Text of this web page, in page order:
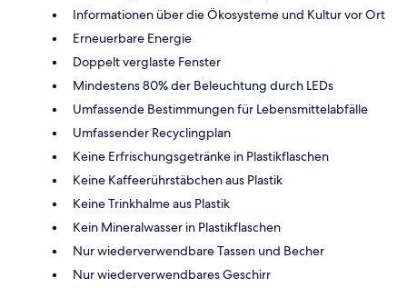
Informationen über die Ökosysteme und Kultur vor Ort
Erneuerbare Energie
Doppelt verglaste Fenster
Mindestens 80% der Beleuchtung durch LEDs
Umfassende Bestimmungen für Lebensmittelabfälle
Umfassender Recyclingplan
Keine Erfrischungsgetränke in Plastikflaschen
Keine Kaffeerührstäbchen aus Plastik
Keine Trinkhalme aus Plastik
Kein Mineralwasser in Plastikflaschen
Nur wiederverwendbare Tassen und Becher
Nur wiederverwendbares Geschirr